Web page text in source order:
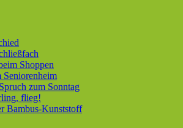
Shoppen
zum Sonntag
flieg!
Bambus-Kunststoff